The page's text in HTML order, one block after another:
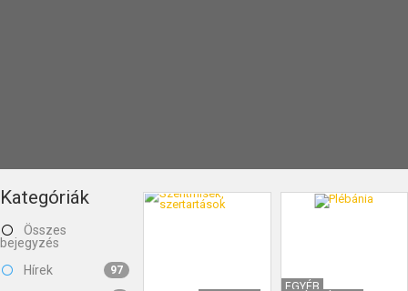
Kategóriák
Összes
bejegyzés
Hírek
97
EGYÉB